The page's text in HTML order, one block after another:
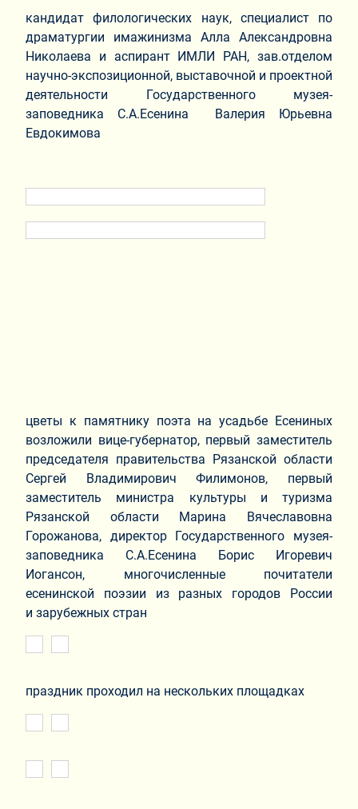
кандидат филологических наук, специалист по
драматургии имажинизма Алла Александровна
Николаева и аспирант ИМЛИ РАН, зав.отделом
научно-экспозиционной, выставочной и проектной
деятельности Государственного музея-
заповедника С.А.Есенина Валерия Юрьевна
Евдокимова
цветы к памятнику поэта на усадьбе Есениных
возложили вице-губернатор, первый заместитель
председателя правительства Рязанской области
Сергей Владимирович Филимонов, первый
заместитель министра культуры и туризма
Рязанской области Марина Вячеславовна
Горожанова, директор Государственного музея-
заповедника С.А.Есенина Борис Игоревич
Иогансон, многочисленные почитатели
есенинской поэзии из разных городов России
и зарубежных стран
праздник проходил на нескольких площадках